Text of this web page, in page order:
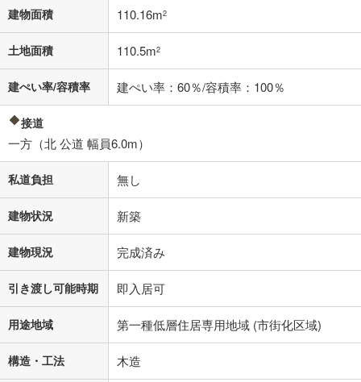
不動産会社に購入相談をする
建物面積 110.16m2
土地面積 110.5m2
建ぺい率/容積率 建ぺい率：60％/容積率：100％
接道
一方（北 公道 幅員6.0m）
私道負担 無し
建物状況 新築
建物現況 完成済み
引き渡し可能時期 即入居可
用途地域 第一種低層住居専用地域 (市街化区域)
構造・工法 木造